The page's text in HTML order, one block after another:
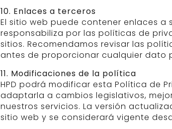
10. Enlaces a terceros
El sitio web puede contener enlaces a
responsabiliza por las políticas de
sitios. Recomendamos revisar las
antes de proporcionar cualquier dato
11. Modificaciones de la política
HPD podrá modificar esta Política de
adaptarla a cambios legislativos,
nuestros servicios. La versión
sitio web y se considerará vigente